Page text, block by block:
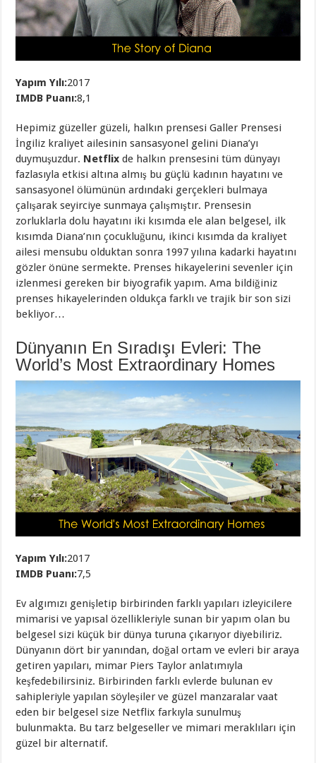
Yapım Yılı:2017
IMDB Puanı:8,1
Hepimiz güzeller güzeli, halkın prensesi Galler Prensesi
İngiliz kraliyet ailesinin sansasyonel gelini Diana’yı
duymuşuzdur. Netflix de halkın prensesini tüm dünyayı
fazlasıyla etkisi altına almış bu güçlü kadının hayatını ve
sansasyonel ölümünün ardındaki gerçekleri bulmaya
çalışarak seyirciye sunmaya çalışmıştır. Prensesin
zorluklarla dolu hayatını iki kısımda ele alan belgesel, ilk
kısımda Diana’nın çocukluğunu, ikinci kısımda da kraliyet
ailesi mensubu olduktan sonra 1997 yılına kadarki hayatını
gözler önüne sermekte. Prenses hikayelerini sevenler için
izlenmesi gereken bir biyografik yapım. Ama bildiğiniz
prenses hikayelerinden oldukça farklı ve trajik bir son sizi
bekliyor…
Dünyanın En Sıradışı Evleri: The
World’s Most Extraordinary Homes
Yapım Yılı:2017
IMDB Puanı:7,5
Ev algımızı genişletip birbirinden farklı yapıları izleyicilere
mimarisi ve yapısal özellikleriyle sunan bir yapım olan bu
belgesel sizi küçük bir dünya turuna çıkarıyor diyebiliriz.
Dünyanın dört bir yanından, doğal ortam ve evleri bir araya
getiren yapıları, mimar Piers Taylor anlatımıyla
keşfedebilirsiniz. Birbirinden farklı evlerde bulunan ev
sahipleriyle yapılan söyleşiler ve güzel manzaralar vaat
eden bir belgesel size Netflix farkıyla sunulmuş
bulunmakta. Bu tarz belgeseller ve mimari meraklıları için
güzel bir alternatif.